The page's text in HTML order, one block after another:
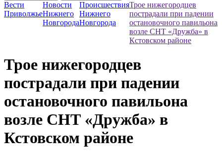
Вести
Приволжье
Новости
Нижнего
Новгорода
Происшествия
Нижнего
Новгорода
Трое нижегородцев
пострадали при падении
остановочного павильона
возле СНТ «Дружба» в
Кстовском районе
Трое нижегородцев
пострадали при падении
остановочного павильона
возле СНТ «Дружба» в
Кстовском районе